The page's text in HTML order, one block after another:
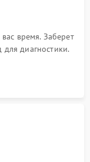
время. Заберет
для диагностики.